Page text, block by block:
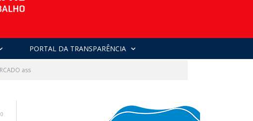
PORTAL DA TRANSPARÊNCIA
ass
0